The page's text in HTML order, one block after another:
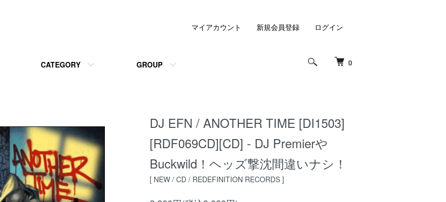
0
CATEGORY GROUP
マイアカウント 新規会員登録 ログイン
DJ EFN / ANOTHER TIME [DI1503]
[RDF069CD][CD] - DJ Premierや
Buckwild！ヘッズ撃沈間違いナシ！
[ NEW / CD / REDEFINITION RECORDS ]